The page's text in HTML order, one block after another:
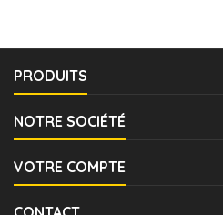
PRODUITS
NOTRE SOCIÉTÉ
VOTRE COMPTE